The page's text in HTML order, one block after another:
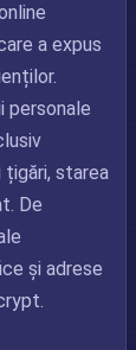
a expus
personale
țigări, starea
De
și adrese